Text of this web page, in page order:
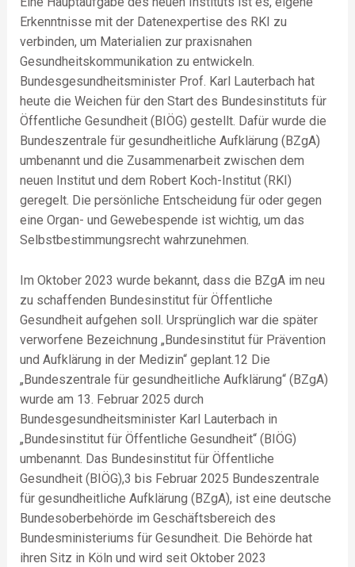
Erkenntnisse mit der Datenexpertise des RKI zu
verbinden, um Materialien zur praxisnahen
Gesundheitskommunikation zu entwickeln.
Bundesgesundheitsminister Prof. Karl Lauterbach hat
heute die Weichen für den Start des Bundesinstituts für
Öffentliche Gesundheit (BIÖG) gestellt. Dafür wurde die
Bundeszentrale für gesundheitliche Aufklärung (BZgA)
umbenannt und die Zusammenarbeit zwischen dem
neuen Institut und dem Robert Koch-Institut (RKI)
geregelt. Die persönliche Entscheidung für oder gegen
eine Organ- und Gewebespende ist wichtig, um das
Selbstbestimmungsrecht wahrzunehmen.
Im Oktober 2023 wurde bekannt, dass die BZgA im neu
zu schaffenden Bundesinstitut für Öffentliche
Gesundheit aufgehen soll. Ursprünglich war die später
verworfene Bezeichnung „Bundesinstitut für Prävention
und Aufklärung in der Medizin“ geplant.12 Die
„Bundeszentrale für gesundheitliche Aufklärung“ (BZgA)
wurde am 13. Februar 2025 durch
Bundesgesundheitsminister Karl Lauterbach in
„Bundesinstitut für Öffentliche Gesundheit“ (BIÖG)
umbenannt. Das Bundesinstitut für Öffentliche
Gesundheit (BIÖG),3 bis Februar 2025 Bundeszentrale
für gesundheitliche Aufklärung (BZgA), ist eine deutsche
Bundesoberbehörde im Geschäftsbereich des
Bundesministeriums für Gesundheit. Die Behörde hat
ihren Sitz in Köln und wird seit Oktober 2023